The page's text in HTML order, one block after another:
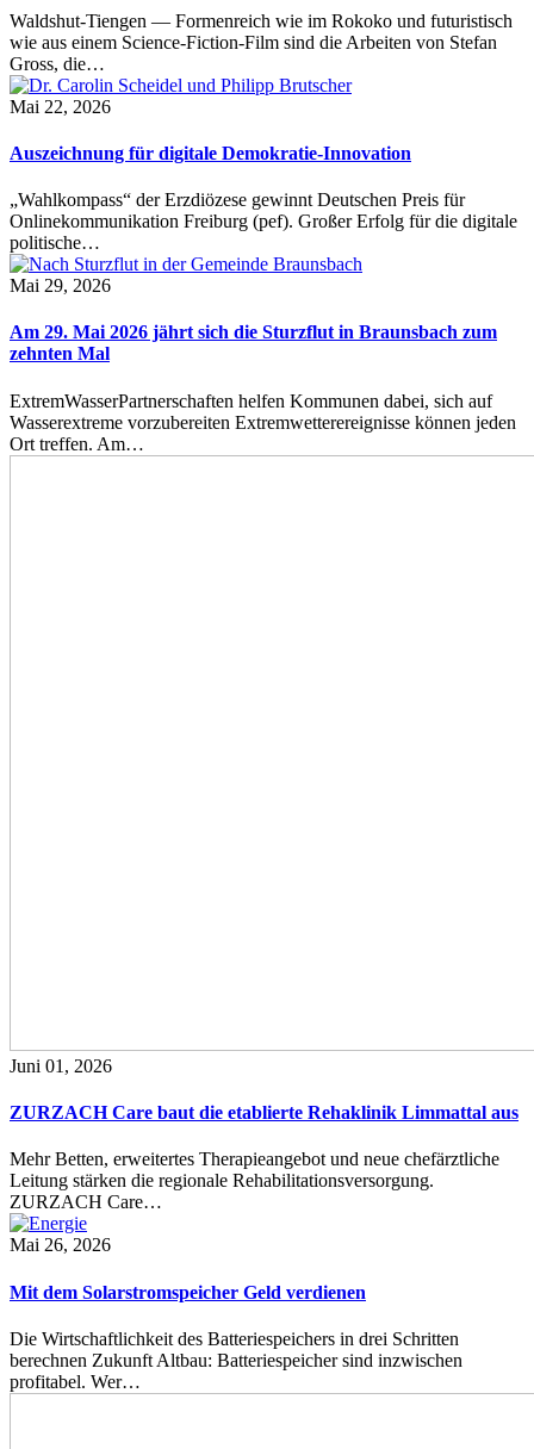
Waldshut-Tiengen — Formenreich wie im Rokoko und futuristisch
wie aus einem Science-Fiction-Film sind die Arbeiten von Stefan
Gross, die…
Mai 22, 2026
Auszeichnung für digitale Demokratie-Innovation
„Wahlkompass“ der Erzdiözese gewinnt Deutschen Preis für
Onlinekommunikation Freiburg (pef). Großer Erfolg für die digitale
politische…
Mai 29, 2026
Am 29. Mai 2026 jährt sich die Sturzflut in Braunsbach zum
zehnten Mal
ExtremWasserPartnerschaften helfen Kommunen dabei, sich auf
Wasserextreme vorzubereiten Extremwetterereignisse können jeden
Ort treffen. Am…
Juni 01, 2026
ZURZACH Care baut die etablierte Rehaklinik Limmattal aus
Mehr Betten, erweitertes Therapieangebot und neue chefärztliche
Leitung stärken die regionale Rehabilitationsversorgung.
ZURZACH Care…
Mai 26, 2026
Mit dem Solarstromspeicher Geld verdienen
Die Wirtschaftlichkeit des Batteriespeichers in drei Schritten
berechnen Zukunft Altbau: Batteriespeicher sind inzwischen
profitabel. Wer…